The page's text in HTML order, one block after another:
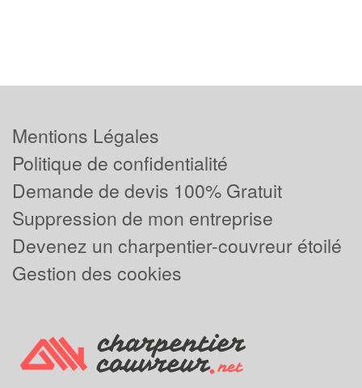
Mentions Légales
Politique de confidentialité
Demande de devis 100% Gratuit
Suppression de mon entreprise
Devenez un charpentier-couvreur étoilé
Gestion des cookies